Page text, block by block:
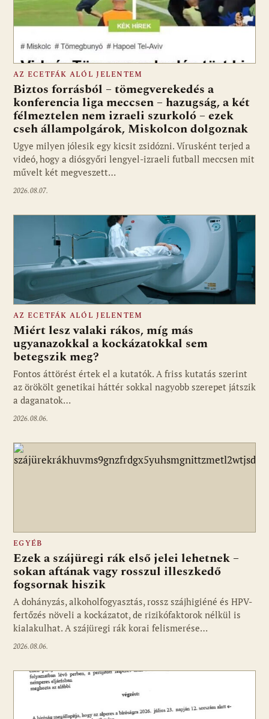
AZ ECETFÁK ALÓL JELENTEM
Biztos forrásból – tömegverekedés a
konferencia liga meccsen – hazugság, a két
félmeztelen nem izraeli szurkoló – ezek
cseh állampolgárok, Miskolcon dolgoznak
Ugye milyen jólesik egy kicsit zsidózni. Vírusként terjed a
videó, hogy a diósgyőri lengyel-izraeli futball meccsen mit
művelt két megveszett…
2026.08.07.
AZ ECETFÁK ALÓL JELENTEM
Miért lesz valaki rákos, míg más
ugyanazokkal a kockázatokkal sem
betegszik meg?
Fontos áttörést értek el a kutatók. A friss kutatás szerint
az örökölt genetikai háttér sokkal nagyobb szerepet játszik
a daganatok…
2026.08.06.
EGYÉB
Ezek a szájüregi rák első jelei lehetnek –
sokan aftának vagy rosszul illeszkedő
fogsornak hiszik
A dohányzás, alkoholfogyasztás, rossz szájhigiéné és HPV-
fertőzés növeli a kockázatot, de rizikófaktorok nélkül is
kialakulhat. A szájüregi rák korai felismerése…
2026.08.06.